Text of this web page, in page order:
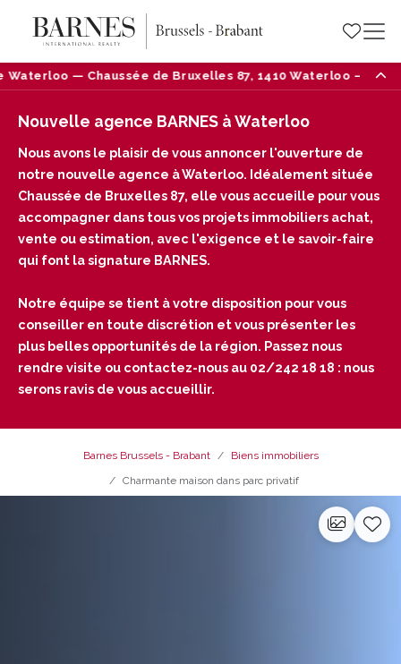
87, 1410 Waterloo — Tél : 02/242 18 18
Nouvelle agence BARNES à Waterloo
Nous avons le plaisir de vous annoncer l'ouverture de
notre nouvelle agence à Waterloo. Idéalement située
Chaussée de Bruxelles 87, elle vous accueille pour vous
accompagner dans tous vos projets immobiliers achat,
vente ou estimation, avec l'exigence et le savoir-faire
qui font la signature BARNES.
Notre équipe se tient à votre disposition pour vous
conseiller en toute discrétion et vous présenter les
plus belles opportunités de la région. Passez nous
rendre visite ou contactez-nous au 02/242 18 18 : nous
serons ravis de vous accueillir.
Barnes Brussels - Brabant
Biens immobiliers
Charmante maison dans parc privatif